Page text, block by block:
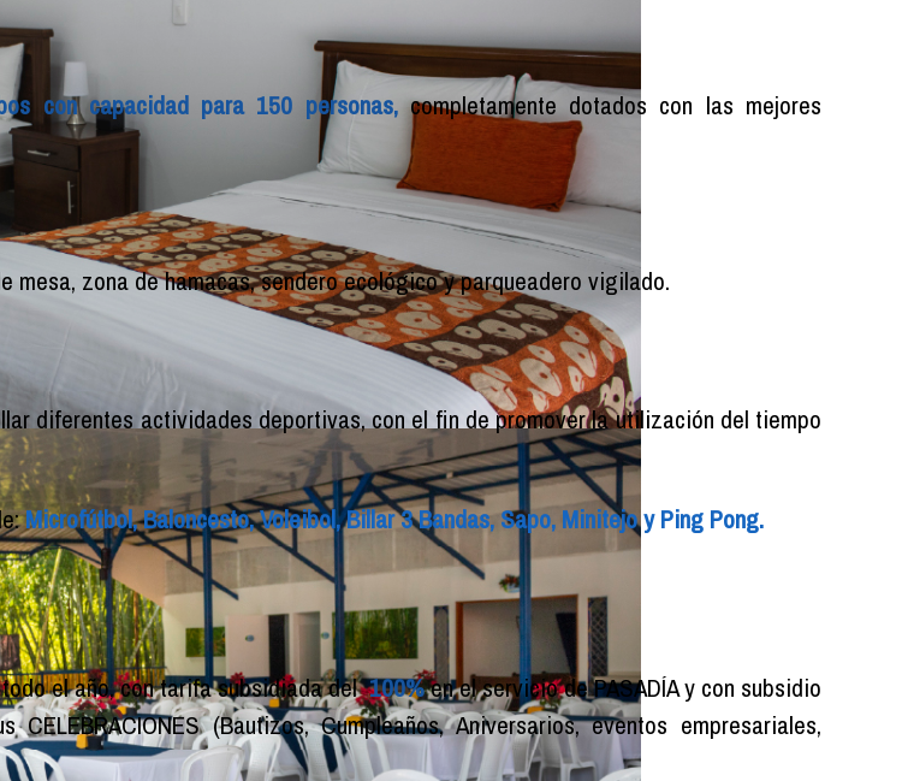
con capacidad para 150 personas, completamente dotados con las mejores
zona de hamacas, sendero ecológico y parqueadero vigilado.
diferentes actividades deportivas, con el fin de promover la utilización del tiempo
Microfútbol, Baloncesto, Voleibol, Billar 3 Bandas, Sapo, Minitejo y Ping Pong.
el año, con tarifa subsidiada del100%en el servicio de PASADÍA y con subsidio
(Bautizos, Cumpleaños, Aniversarios, eventos empresariales,